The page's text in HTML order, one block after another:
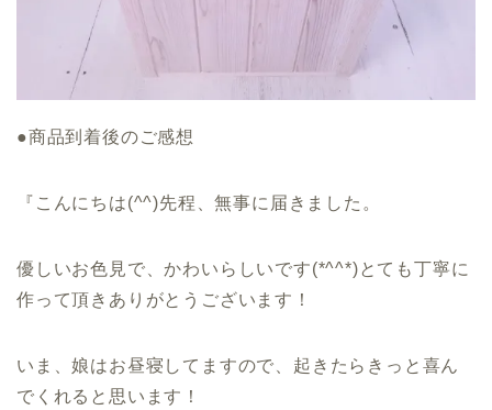
●商品到着後のご感想
『こんにちは(^^)先程、無事に届きました。
優しいお色見で、かわいらしいです(*^^*)とても丁寧に
作って頂きありがとうございます！
いま、娘はお昼寝してますので、起きたらきっと喜ん
でくれると思います！